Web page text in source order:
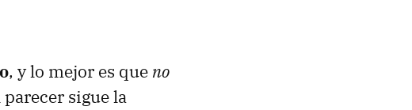
, y lo mejor es que no
sigue la